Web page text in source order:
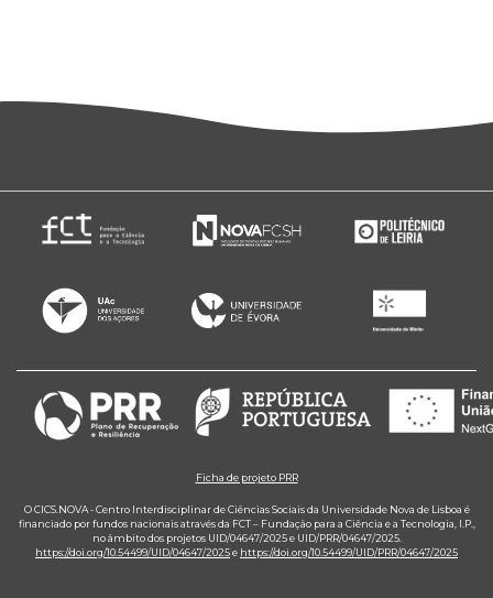
Ficha de projeto PRR
O CICS.NOVA - Centro Interdisciplinar de Ciências Sociais da Universidade Nova de Lisboa é
financiado por fundos nacionais através da FCT – Fundação para a Ciência e a Tecnologia, I.P.,
no âmbito dos projetos UID/04647/2025 e UID/PRR/04647/2025.
https://doi.org/10.54499/UID/04647/2025e https://doi.org/10.54499/UID/PRR/04647/2025